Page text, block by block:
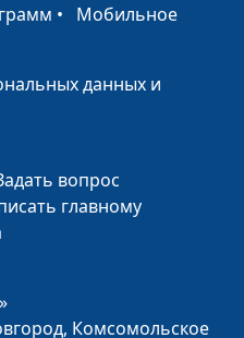
объединениями при
Федерации
магистр богословия,
член Совета по
Президенте
• Мобильное
данных и
вопрос
главному
Комсомольское